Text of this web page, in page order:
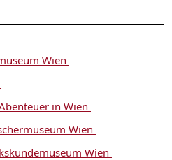
Wien
in Wien
Wien
Wien